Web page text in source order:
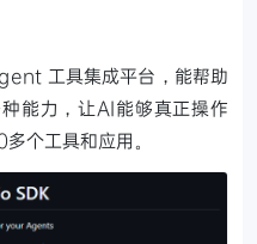
工具集成平台，能帮助
能力，让AI能够真正操作
个工具和应用。